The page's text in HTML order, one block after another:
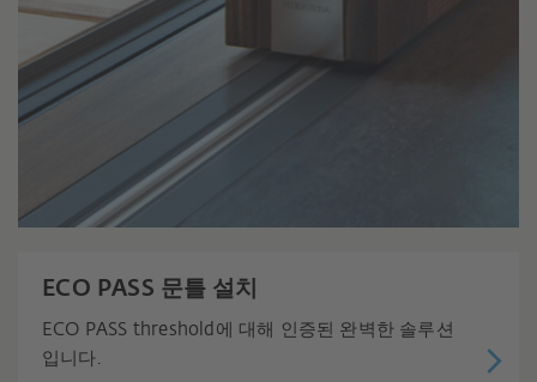
ECO PASS 문틀 설치
ECO PASS threshold에 대해 인증된 완벽한 솔루션
입니다.